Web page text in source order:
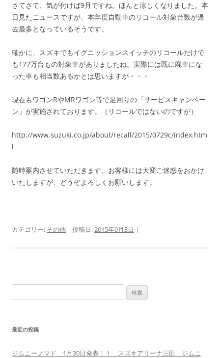
さてさて、気が付けば9月ですね。ほんと涼しくなりました。本
日見たニュースですが、本年度自動車のリコール対象台数が過
去最多となっているそうです。
確かに、スズキでもイグニッションスイッチのリコールだけで
も177万台もの対象車がありましたね。実際には既に廃車にな
った車も相当数あるかとは思いますが・・・
現在もワゴンRやMRワゴン等で足回りの「サービスキャンペー
ン」が実施されております。（リコールではないのですが）
http://www.suzuki.co.jp/about/recall/2015/0729c/index.htm
l
随時案内させていただきます。お客様には大変ご迷惑をおかけ
いたしますが、どうぞよろしくお願いします。
カテゴリー: その他 | 投稿日:2015年9月3日 |
索:
最近の投稿
ジムニーノマド 1月30日発表！！ スズキアリーナ三田 ジムニ